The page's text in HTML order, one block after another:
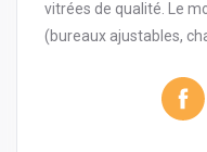
vitrées de qualité. Le
(bureaux ajustables,